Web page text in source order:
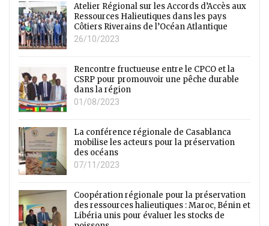
Atelier Régional sur les Accords d’Accès aux
Ressources Halieutiques dans les pays
Côtiers Riverains de l’Océan Atlantique
26/10/2023
Rencontre fructueuse entre le CPCO et la
CSRP pour promouvoir une pêche durable
dans la région
01/08/2023
La conférence régionale de Casablanca
mobilise les acteurs pour la préservation
des océans
07/11/2023
Coopération régionale pour la préservation
des ressources halieutiques : Maroc, Bénin et
Libéria unis pour évaluer les stocks de